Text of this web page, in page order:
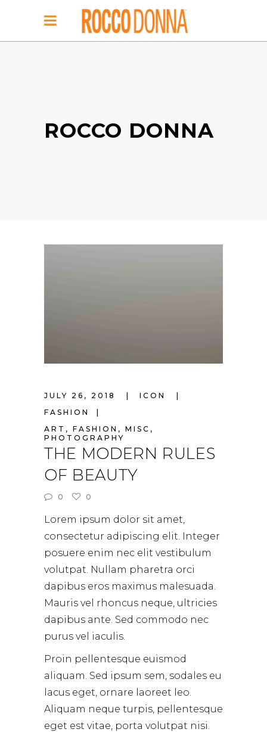
ROCCO DONNA
JULY 26, 2018
ICON
FASHION
ART , FASHION , MISC ,
PHOTOGRAPHY
THE MODERN RULES
OF BEAUTY
0 0
Lorem ipsum dolor sit amet,
consectetur adipiscing elit. Integer
posuere enim nec elit vestibulum
volutpat. Nullam pharetra orci
dapibus eros maximus malesuada.
Mauris vel rhoncus neque, ultricies
dapibus ante. Sed commodo nec
purus vel iaculis.
Proin pellentesque euismod
aliquam. Sed ipsum sem, sodales eu
lacus eget, ornare laoreet leo.
Aliquam neque turpis, pellentesque
eget est vitae, porta volutpat nisi.